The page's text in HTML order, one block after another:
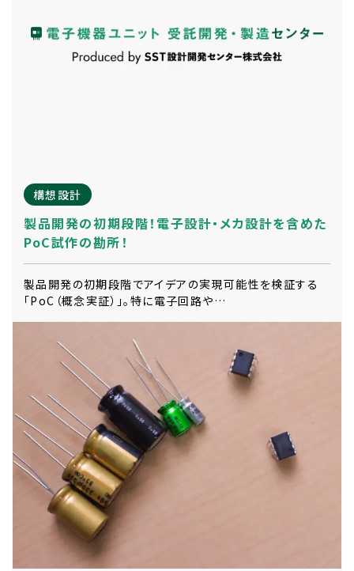
構想設計
製品開発の初期段階！電子設計・メカ設計を含めた
PoC試作の勘所！
製品開発の初期段階でアイデアの実現可能性を検証する
「PoC（概念実証）」。特に電子回路や…